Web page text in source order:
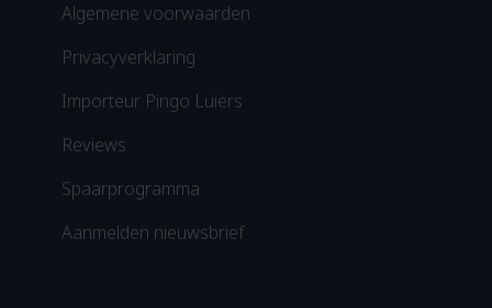
Algemene voorwaarden
Privacyverklaring
Importeur Pingo Luiers
Reviews
Spaarprogramma
Aanmelden nieuwsbrief